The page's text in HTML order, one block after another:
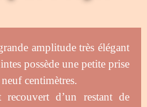
amplitude très élégant
possède une petite prise
centimètres.
recouvert d’un restant de